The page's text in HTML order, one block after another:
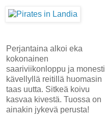
Perjantaina alkoi eka
kokonainen
saariviikonloppu ja monesti
kävellyllä reitillä huomasin
taas uutta. Sitkeä koivu
kasvaa kivestä. Tuossa on
ainakin jykevä perusta!